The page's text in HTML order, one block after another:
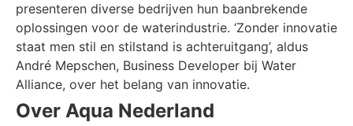
presenteren diverse bedrijven hun baanbrekende
oplossingen voor de waterindustrie. ‘Zonder innovatie
staat men stil en stilstand is achteruitgang’, aldus
André Mepschen, Business Developer bij Water
Alliance, over het belang van innovatie.
Over Aqua Nederland